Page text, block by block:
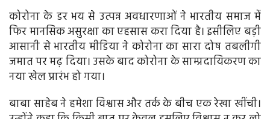
कोरोना के डर भय से उत्पन्न अवधारणाओं ने भारतीय समाज में
फिर मानसिक असुरक्षा का एहसास करा दिया है। इसीलिए बड़ी
आसानी से भारतीय मीडिया ने कोरोना का सारा दोष तबलीगी
जमात पर मढ़ दिया। उसके बाद कोरोना के साम्प्रदायिकरण का
नया खेल प्रारंभ हो गया।
बाबा साहेब ने हमेशा विश्वास और तर्क के बीच एक रेखा खींची।